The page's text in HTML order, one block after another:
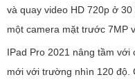
và quay video HD 720p ở
một camera mặt trước 7MP
IPad Pro 2021 nâng tầm với
mới với trường nhìn 120 độ.